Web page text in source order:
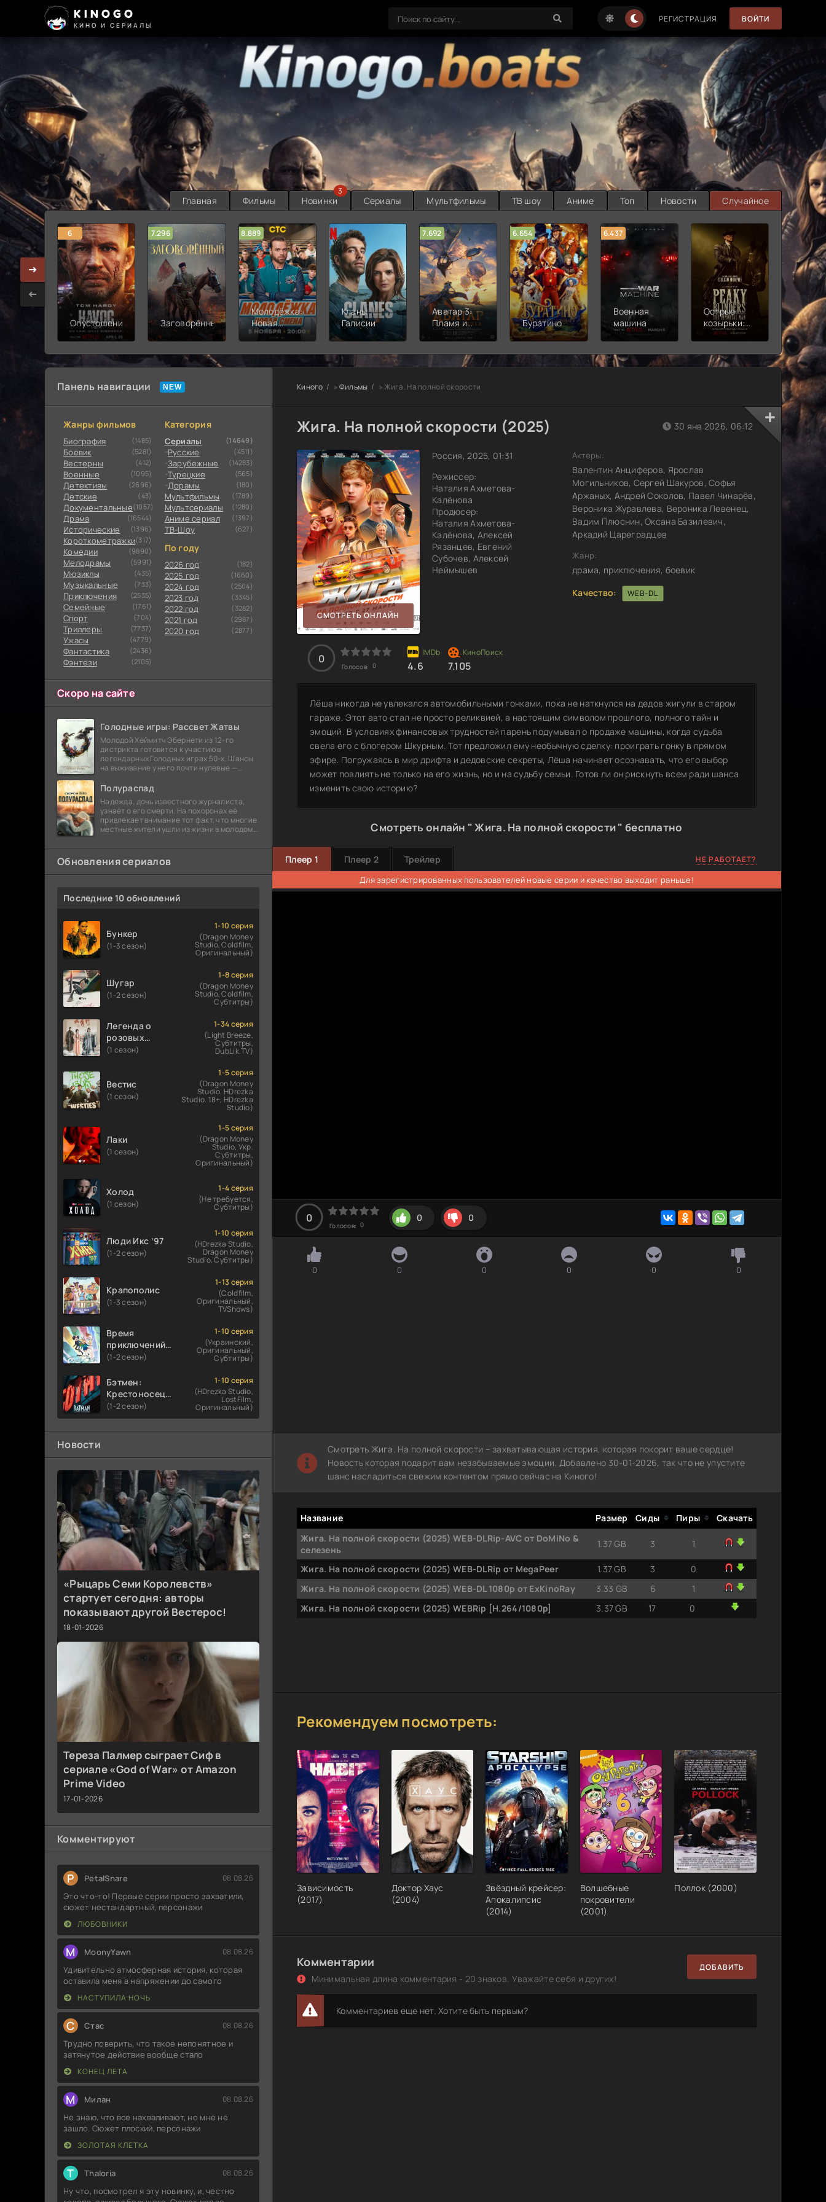
KINOGO
КИНО И СЕРИАЛЫ
РЕГИСТРАЦИЯ ВОЙТИ
Главная Фильмы Новинки
3
Сериалы Мультфильмы ТВ шоу Аниме Топ Новости Случайное
6
Опустошение
7.296
Заговорённый
8.889
Молодёжка:
Новая
смена
Кланы
Галисии
7.692
Аватар 3:
Пламя и
пепел
6.654
Буратино
6.437
Военная
машина
Острые
козырьки:
Бессмертный
7.187
2
Панель навигации
Жанры фильмов
Биография (1485)
Боевик (5281)
Вестерны (412)
Военные (1095)
Детективы (2696)
Детские (43)
Документальные(1057)
Драма (16544)
Исторические (1396)
Короткометражки(317)
Комедии (9890)
Мелодрамы (5991)
Мюзиклы (435)
Музыкальные (733)
Приключения (2535)
Семейные (1761)
Cпорт (704)
Триллеры (7737)
Ужасы (4779)
Фантастика (2436)
Фэнтези (2105)
Категория
Сериалы (14649)
Русские (4511)
Зарубежные (14283)
Турецкие (565)
Дорамы (180)
Мультфильмы (1789)
Мультсериалы (1280)
Аниме сериал (1397)
ТВ-Шоу (627)
По году
2026 год (182)
2025 год (1660)
2024 год (2504)
2023 год (3345)
2022 год (3282)
2021 год (2987)
2020 год (2877)
Скоро на сайте
Голодные игры: Рассвет Жатвы
Молодой Хеймитч Эбернети из 12-го
дистрикта готовится к участию в
легендарных Голодных играх 50-х. Шансы
на выживание у него почти нулевые —
победу еще сорок
Полураспад
Надежда, дочь известного журналиста,
узнаёт о его смерти. На похоронах её
привлекает внимание тот факт, что многие
местные жители ушли из жизни в молодом
бомбы
Обновления сериалов
Последние 10 обновлений
Бункер
(1-3 сезон)
1-10 серия
(Dragon Money
Studio, Coldfilm,
Оригинальный)
Шугар
(1-2 сезон)
1-8 серия
(Dragon Money
Studio, Coldfilm,
Субтитры)
Легенда о
розовых
облаках
(1 сезон)
1-34 серия
(Light Breeze,
Субтитры,
DubLik.TV)
Вестис
(1 сезон)
1-5 серия
(Dragon Money
Studio, HDrezka
Studio. 18+, HDrezka
Studio)
Лаки
(1 сезон)
1-5 серия
(Dragon Money
Studio, Укр.
Субтитры,
Оригинальный)
Холод
(1 сезон)
1-4 серия
(Не требуется,
Субтитры)
Люди Икс ’97
(1-2 сезон)
1-10 серия
(HDrezka Studio,
Dragon Money
Studio, Субтитры)
Крапополис
(1-3 сезон)
1-13 серия
(Coldfilm,
Оригинальный,
TVShows)
Время
приключений:
Фионна и Кейк
(1-2 сезон)
1-10 серия
(Украинский,
Оригинальный,
Субтитры)
Бэтмен:
Крестоносец в
плаще
(1-2 сезон)
1-10 серия
(HDrezka Studio,
LostFilm,
Оригинальный)
Новости
«Рыцарь Семи Королевств»
стартует сегодня: авторы
показывают другой Вестерос!
18-01-2026
Тереза Палмер сыграет Сиф в
сериале «God of War» от Amazon
Prime Video
17-01-2026
Комментируют
P PetalSnare 08.08.26
Это что-то! Первые серии просто захватили,
сюжет нестандартный, персонажи
ЛЮБОВНИКИ
M MoonyYawn 08.08.26
Удивительно атмосферная история, которая
оставила меня в напряжении до самого
НАСТУПИЛА НОЧЬ
С Стас 08.08.26
Трудно поверить, что такое непонятное и
затянутое действие вообще стало
КОНЕЦ ЛЕТА
М Милан 08.08.26
Не знаю, что все нахваливают, но мне не
зашло. Сюжет плоский, персонажи
ЗОЛОТАЯ КЛЕТКА
T Thaloria 08.08.26
Ну что, посмотрел я эту новинку, и, честно
Киного » Фильмы » Жига. На полной скорости
Жига. На полной скорости (2025)
СМОТРЕТЬ ОНЛАЙН
Россия, 2025, 01:31
Режиссер:
Наталия Ахметова-
Калёнова
Продюсер:
Наталия Ахметова-
Калёнова, Алексей
Рязанцев, Евгений
Субочев, Алексей
Неймышев
30 янв 2026, 06:12
Актеры:
Валентин Анциферов, Ярослав
Могильников, Сергей Шакуров, Софья
Аржаных, Андрей Соколов, Павел Чинарёв,
Вероника Журавлева, Вероника Левенец,
Вадим Плюснин, Оксана Базилевич,
Аркадий Цареградцев
Жанр:
драма, приключения, боевик
Качество:
WEB-DL
0
Голосов: 0 4.6 7.105
Лёша никогда не увлекался автомобильными гонками, пока не наткнулся на дедов жигули в старом
гараже. Этот авто стал не просто реликвией, а настоящим символом прошлого, полного тайн и
эмоций. В условиях финансовых трудностей парень подумывал о продаже машины, когда судьба
свела его с блогером Шкурным. Тот предложил ему необычную сделку: проиграть гонку в прямом
эфире. Погружаясь в мир дрифта и дедовские секреты, Лёша начинает осознавать, что его выбор
может повлиять не только на его жизнь, но и на судьбу семьи. Готов ли он рискнуть всем ради шанса
изменить свою историю?
Смотреть онлайн " Жига. На полной скорости " бесплатно
Плеер 1 Плеер 2 Трейлер НЕ РАБОТАЕТ?
Для зарегистрированных пользователей новые серии и качество выходит раньше!
0
Голосов: 0
0 0
0 0 0 0 0 0
Смотреть Жига. На полной скорости – захватывающая история, которая покорит ваше сердце!
Новость которая подарит вам незабываемые эмоции. Добавлено 30-01-2026, так что не упустите
шанс насладиться свежим контентом прямо сейчас на Киного!
Название Размер Сиды Пиры
Скачать
Жига. На полной скорости (2025) WEB-DLRip-AVC от DoMiNo &
селезень
1.37 GB 3 1
Жига. На полной скорости (2025) WEB-DLRip от MegaPeer 1.37 GB 3
0
Жига. На полной скорости (2025) WEB-DL 1080p от ExKinoRay
3.33 GB 6
1
Жига. На полной скорости (2025) WEBRip [H.264/1080p]
3.37 GB 17 0
Рекомендуем посмотреть:
Зависимость
(2017)
Доктор Хаус
(2004)
Звёздный крейсер:
Апокалипсис
(2014)
Волшебные
покровители
(2001)
Поллок (2000)
Комментарии
Минимальная длина комментария - 20 знаков. Уважайте себя и других!
ДОБАВИТЬ
Комментариев еще нет. Хотите быть первым?